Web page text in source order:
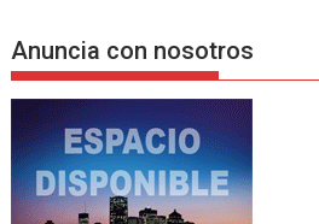
Anuncia con nosotros